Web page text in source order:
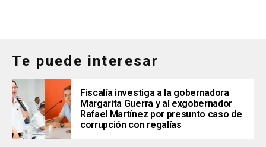
Te puede interesar
Fiscalía investiga a la gobernadora
Margarita Guerra y al exgobernador
Rafael Martínez por presunto caso de
corrupción con regalías